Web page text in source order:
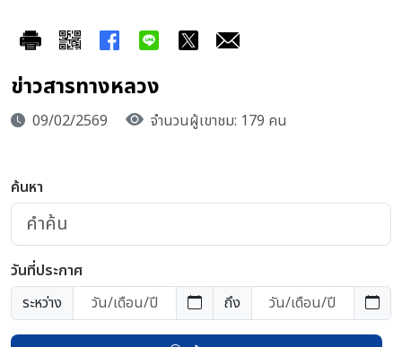
ข่าวสารทางหลวง
09/02/2569 จำนวนผู้เขาชม: 179 คน
ค้นหา
วันที่ประกาศ
ระหว่าง
ถึง